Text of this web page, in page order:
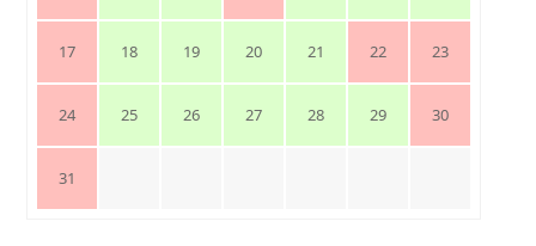
17 18 19 20 21 22 23
24 25 26 27 28 29 30
31